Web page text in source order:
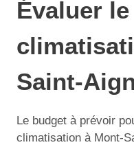
Évaluer
Saint-
Le budget à prévoir
climatisation à Mont-